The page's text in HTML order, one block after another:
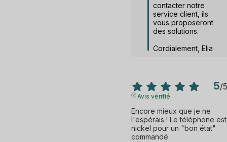
contacter notre
service client, ils
vous proposeront
des solutions.
Cordialement, Elia
5/5
Avis vérifié
Encore mieux que je ne
l'espérais ! Le téléphone est
nickel pour un "bon état"
commandé.